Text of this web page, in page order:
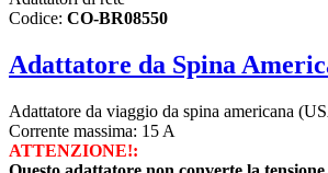
Codice: CO-BR08550
Adattatore da Spina
Adattatore da viaggio da spina americana
Corrente massima: 15 A
ATTENZIONE!: